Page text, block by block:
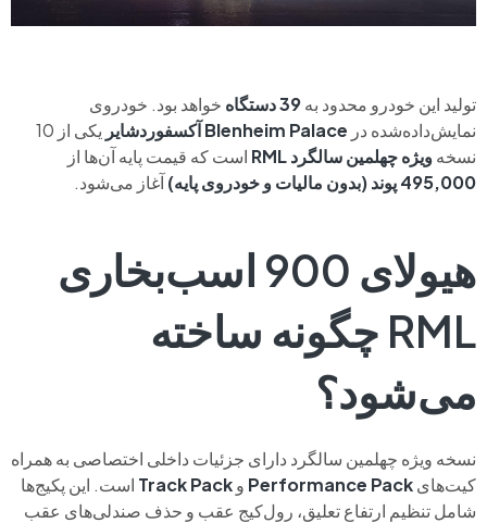
تولید این خودرو محدود به39 دستگاه
خواهد بود. خودروی
نمایش‌داده‌شده در Blenheim Palace آکسفوردشایر
یکی از 10
نسخهویژه چهلمین سالگرد RML
است که قیمت پایه آن‌ها از
495,000 پوند (بدون مالیات و خودروی پایه)
آغاز می‌شود.
هیولای 900 اسب‌بخاری
RML چگونه ساخته
می‌شود؟
نسخه ویژه چهلمین سالگرد دارای جزئیات داخلی اختصاصی به همراه
کیت‌هایPerformance Pack وTrack Pack است. این پکیج‌ها
شامل تنظیم ارتفاع تعلیق، رول‌کیج عقب و حذف صندلی‌های عقب